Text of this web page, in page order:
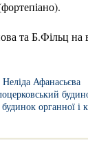
та Б.Фільц
Неліда Афанасьєва
органної і